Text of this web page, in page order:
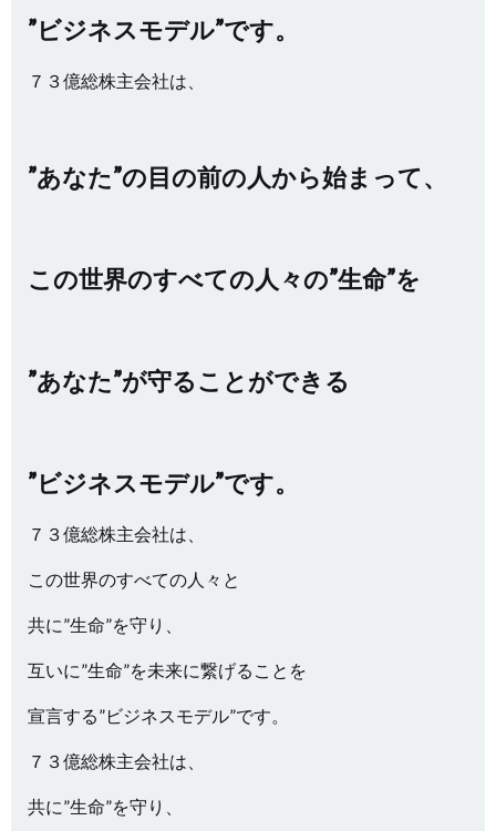
”ビジネスモデル”です。
７３億総株主会社は、
”あなた”の目の前の人から始まって、
この世界のすべての人々の”生命”を
”あなた”が守ることができる
”ビジネスモデル”です。
７３億総株主会社は、
この世界のすべての人々と
共に”生命”を守り、
互いに”生命”を未来に繋げることを
宣言する”ビジネスモデル”です。
７３億総株主会社は、
共に”生命”を守り、